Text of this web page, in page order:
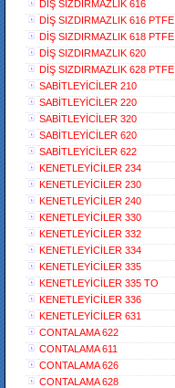
DİŞ SIZDIRMAZLIK 616
DİŞ SIZDIRMAZLIK 616 PTFE
DİŞ SIZDIRMAZLIK 618 PTFE
DİŞ SIZDIRMAZLIK 620
DİŞ SIZDIRMAZLIK 628 PTFE
SABİTLEYİCİLER 210
SABİTLEYİCİLER 220
SABİTLEYİCİLER 320
SABİTLEYİCİLER 620
SABİTLEYİCİLER 622
KENETLEYİCİLER 234
KENETLEYİCİLER 230
KENETLEYİCİLER 240
KENETLEYİCİLER 330
KENETLEYİCİLER 332
KENETLEYİCİLER 334
KENETLEYİCİLER 335
KENETLEYİCİLER 335 TO
KENETLEYİCİLER 336
KENETLEYİCİLER 631
CONTALAMA 622
CONTALAMA 611
CONTALAMA 626
CONTALAMA 628